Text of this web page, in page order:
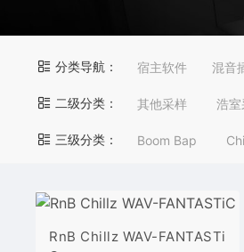
分类导航： 宿主软件 混音
二级分类： 其他采样 浩
三级分类： Boom Bap
RnB Chillz WAV-FANTASTi